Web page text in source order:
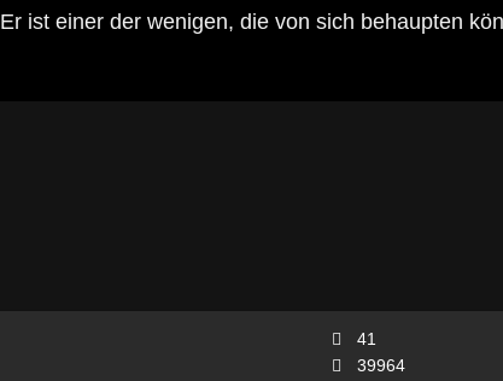
Er ist einer der wenigen, die von sich behaupten
41
39964